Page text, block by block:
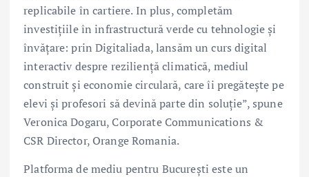
replicabile în cartiere. In plus, completăm
investițiile în infrastructură verde cu tehnologie și
învățare: prin Digitaliada, lansăm un curs digital
interactiv despre reziliență climatică, mediul
construit și economie circulară, care îi pregătește pe
elevi și profesori să devină parte din soluție”, spune
Veronica Dogaru, Corporate Communications &
CSR Director, Orange Romania.
Platforma de mediu pentru București este un